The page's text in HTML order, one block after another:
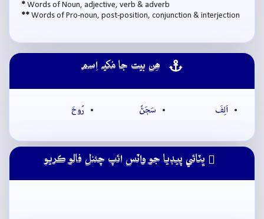
* Words of Noun, adjective, verb & adverb
** Words of Pro-noun, post-position, conjunction & interjection
ھِن بيت جا مُکيہ اِسم
اَلِفَ سَڄَڻُ رُوحَ
ڀٽائي پيڊيا جو واٽس ائپ چئنل فالو ڪريو